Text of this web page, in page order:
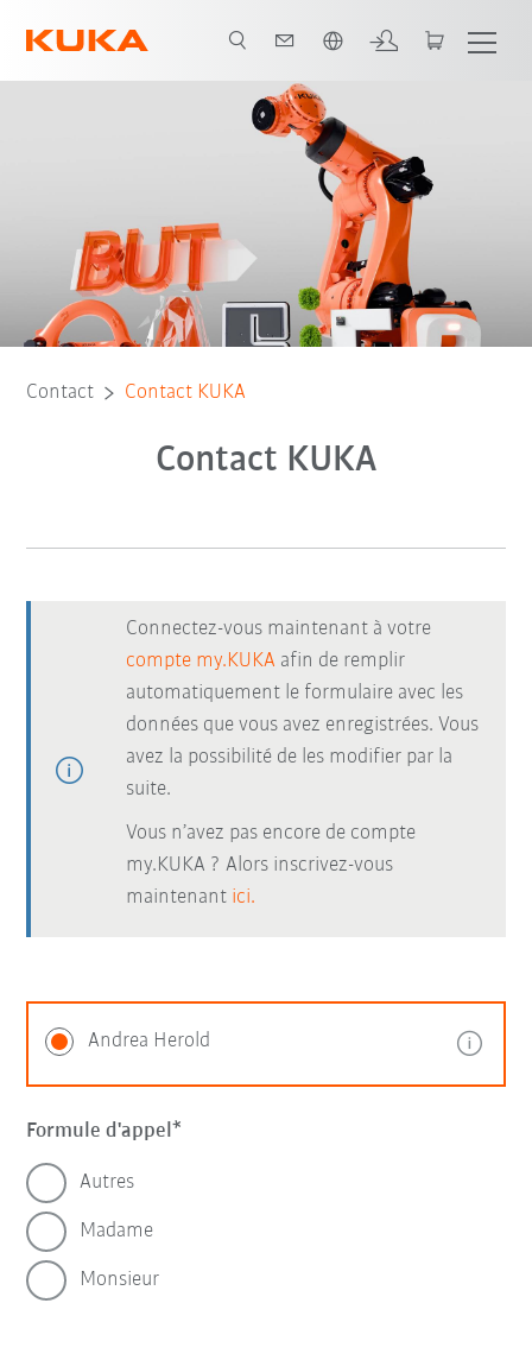
Contact Contact KUKA
Contact KUKA
Connectez-vous maintenant à votre
compte my.KUKA afin de remplir
automatiquement le formulaire avec les
données que vous avez enregistrées. Vous
avez la possibilité de les modifier par la
suite.
Vous n’avez pas encore de compte
my.KUKA ? Alors inscrivez-vous
maintenant ici.
Andrea Herold
Formule d'appel
Autres
Madame
Monsieur